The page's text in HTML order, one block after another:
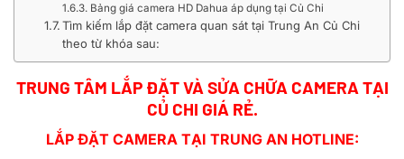
Bảng giá camera HD Dahua áp dụng tại Củ Chi
Tìm kiếm lắp đặt camera quan sát tại Trung An Củ Chi
theo từ khóa sau:
TRUNG TÂM LẮP ĐẶT VÀ SỬA CHỮA CAMERA TẠI
CỦ CHI GIÁ RẺ.
LẮP ĐẶT CAMERA TẠI TRUNG AN HOTLINE: